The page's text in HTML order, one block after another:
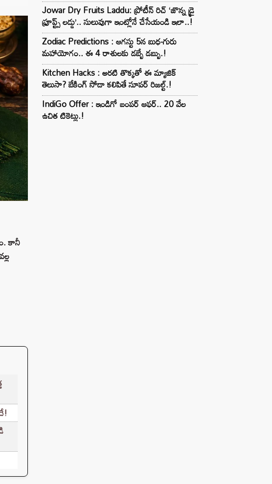
కానీ
Jowar Dry Fruits Laddu: ప్రోటీన్ రిచ్ ‘జొన్న డ్రై
ఫ్రూప్ట్స్ లడ్డు’.. సులువుగా ఇంట్లోనే చేసేయండి ఇలా..!
Zodiac Predictions : ఆగస్టు 5న బుధ-గురు
మహాయోగం.. ఈ 4 రాశులకు డబ్బే డబ్బు.!
Kitchen Hacks : అరటి తొక్కతో ఈ మ్యాజిక్
తెలుసా? బేకింగ్ సోడా కలిపితే సూపర్ రిజల్ట్.!
IndiGo Offer : ఇండిగో బంపర్ ఆఫర్.. 20 వేల
ఉచిత టికెట్లు.!